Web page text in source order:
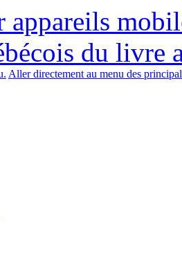
appareils
du livre
Aller directement au menu des